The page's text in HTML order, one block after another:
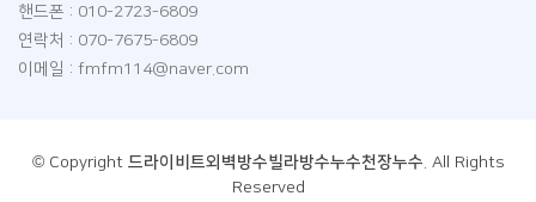
핸드폰 : 010-2723-6809
연락처 : 070-7675-6809
이메일 : fmfm114@naver.com
© Copyright 드라이비트외벽방수빌라방수누수천장누수 . All Rights
Reserved